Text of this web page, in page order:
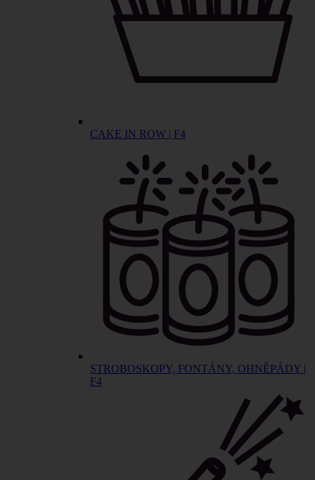
CAKE IN ROW | F4
STROBOSKOPY, FONTÁNY, OHNĚPÁDY |
F4